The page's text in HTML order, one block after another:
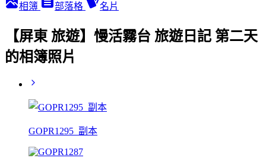
相簿 部落格 名片
【屏東 旅遊】慢活霧台 旅遊日記 第二天
的相簿照片
GOPR1295_副本